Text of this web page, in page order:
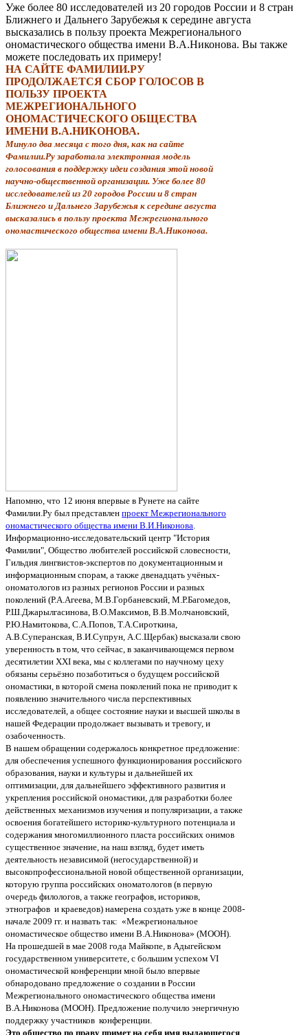
Уже более 80 исследователей из 20 городов России и 8 стран
Ближнего и Дальнего Зарубежья к середине августа
высказались в пользу проекта Межрегионального
ономастического общества имени В.А.Никонова. Вы также
можете последовать их примеру!
НА САЙТЕ ФАМИЛИИ.РУ
ПРОДОЛЖАЕТСЯ СБОР ГОЛОСОВ В
ПОЛЬЗУ ПРОЕКТА
МЕЖРЕГИОНАЛЬНОГО
ОНОМАСТИЧЕСКОГО ОБЩЕСТВА
ИМЕНИ В.А.НИКОНОВА.
Минуло два месяца с того дня, как на сайте
Фамилии.Ру заработала электронная модель
голосования в поддержку идеи создания этой новой
научно-общественной организации. Уже более 80
исследователей из 20 городов России и 8 стран
Ближнего и Дальнего Зарубежья к середине августа
высказались в пользу проекта Межрегионального
ономастического общества имени В.А.Никонова.
Напомню, что 12 июня впервые в Рунете на сайте
Фамилии.Ру был представлен проект Межрегионального
ономастического общества имени В.И.Никонова
Информационно-исследовательский центр "История
Фамилии", Общество любителей российской словесности,
Гильдия лингвистов-экспертов по документационным и
информационным спорам, а также двенадцать учёных-
ономатологов из разных регионов России и разных
поколений (Р.А.Агеева, М.В.Горбаневский, М.Р.Багомедов,
Р.Ш.Джарылгасинова, В.О.Максимов, В.В.Молчановский,
Р.Ю.Намитокова, С.А.Попов, Т.А.Сироткина,
А.В.Суперанская, В.И.Супрун, А.С.Щербак) высказали свою
уверенность в том, что сейчас, в заканчивающемся первом
десятилетии XXI века, мы с коллегами по научному цеху
обязаны серьёзно позаботиться о будущем российской
ономастики, в которой смена поколений пока не приводит к
появлению значительного числа перспективных
исследователей, а общее состояние науки и высшей школы в
нашей Федерации продолжает вызывать и тревогу, и
озабоченность.
В нашем обращении содержалось конкретное предложение:
для обеспечения успешного функционирования российского
образования, науки и культуры и дальнейшей их
оптимизации, для дальнейшего эффективного развития и
укрепления российской ономастики, для разработки более
действенных механизмов изучения и популяризации, а также
освоения богатейшего историко-культурного потенциала и
содержания многомиллионного пласта российских онимов
существенное значение, на наш взгляд, будет иметь
деятельность независимой (негосударственной) и
высокопрофессиональной новой общественной организации,
которую группа российских ономатологов (в первую
очередь филологов, а также географов, историков,
этнографов и краеведов) намерена создать уже в конце 2008-
начале 2009 гг. и назвать так: «Межрегиональное
ономастическое общество имени В.А.Никонова» (МООН).
На прошедшей в мае 2008 года Майкопе, в Адыгейском
государственном университете, с большим успехом VI
ономастической конференции мной было впервые
обнародовано предложение о создании в России
Межрегионального ономастического общества имени
В.А.Никонова (МООН). Предложение получило энергичную
поддержку участников конференции.
Это общество по праву примет на себя имя выдающегося